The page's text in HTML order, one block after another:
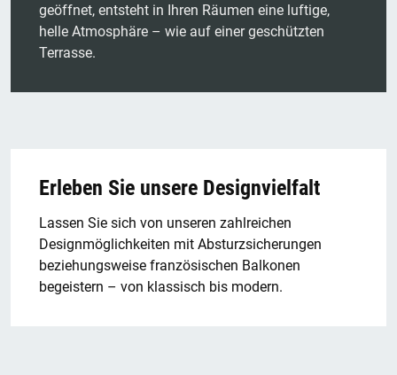
geöffnet, entsteht in Ihren Räumen eine luftige,
helle Atmosphäre – wie auf einer geschützten
Terrasse.
Erleben Sie unsere Designvielfalt
Lassen Sie sich von unseren zahlreichen
Designmöglichkeiten mit Absturzsicherungen
beziehungsweise französischen Balkonen
begeistern – von klassisch bis modern.